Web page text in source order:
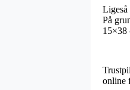
Ligeså
På
15×38
online